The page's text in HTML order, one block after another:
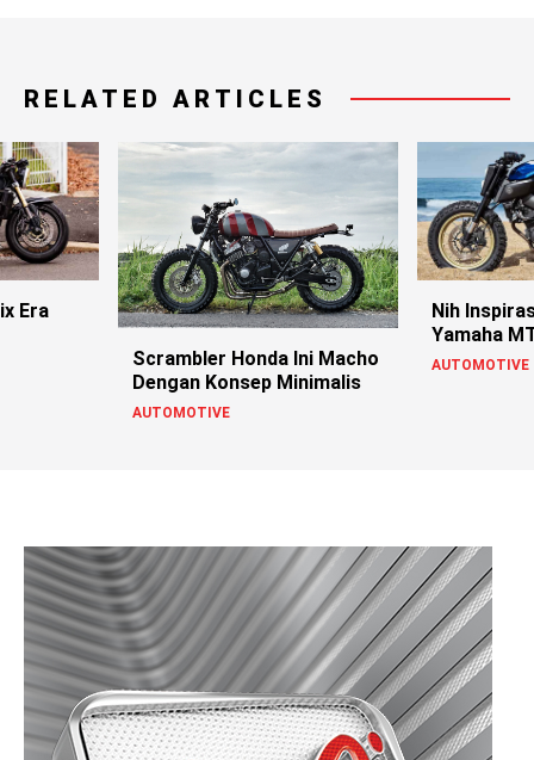
RELATED ARTICLES
Era
Scrambler Honda Ini Macho
Dengan Konsep Minimalis
AUTOMOTIVE
Nih
Yamaha
AUTOMOTIVE